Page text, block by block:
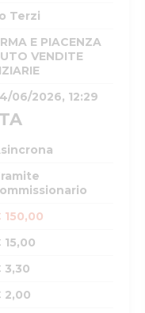
Terzi
E PIACENZA
VENDITE
06/2026, 12:29
150,00
15,00
3,30
2,00